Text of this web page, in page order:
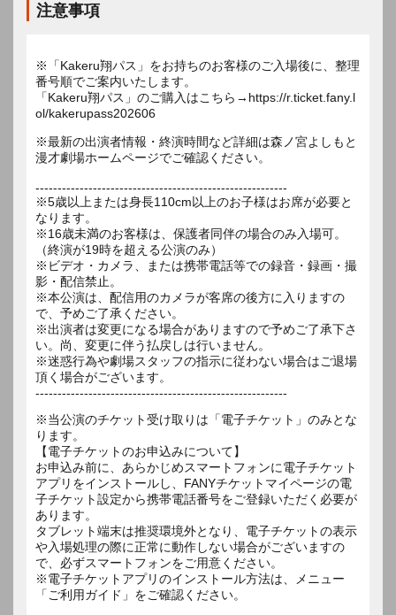
注意事項
※「Kakeru翔パス」をお持ちのお客様のご入場後に、整理
番号順でご案内いたします。
「Kakeru翔パス」のご購入はこちら→https://r.ticket.fany.l
ol/kakerupass202606
※最新の出演者情報・終演時間など詳細は森ノ宮よしもと
漫才劇場ホームページでご確認ください。
---------------------------------------------------------
※5歳以上または身長110cm以上のお子様はお席が必要と
なります。
※16歳未満のお客様は、保護者同伴の場合のみ入場可。
（終演が19時を超える公演のみ）
※ビデオ・カメラ、または携帯電話等での録音・録画・撮
影・配信禁止。
※本公演は、配信用のカメラが客席の後方に入りますの
で、予めご了承ください。
※出演者は変更になる場合がありますので予めご了承下さ
い。尚、変更に伴う払戻しは行いません。
※迷惑行為や劇場スタッフの指示に従わない場合はご退場
頂く場合がございます。
---------------------------------------------------------
※当公演のチケット受け取りは「電子チケット」のみとな
ります。
【電子チケットのお申込みについて】
お申込み前に、あらかじめスマートフォンに電子チケット
アプリをインストールし、FANYチケットマイページの電
子チケット設定から携帯電話番号をご登録いただく必要が
あります。
タブレット端末は推奨環境外となり、電子チケットの表示
や入場処理の際に正常に動作しない場合がございますの
で、必ずスマートフォンをご用意ください。
※電子チケットアプリのインストール方法は、メニュー
「ご利用ガイド」をご確認ください。